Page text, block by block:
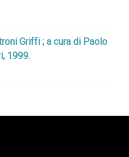
Griffi ; a cura di Paolo
1999.